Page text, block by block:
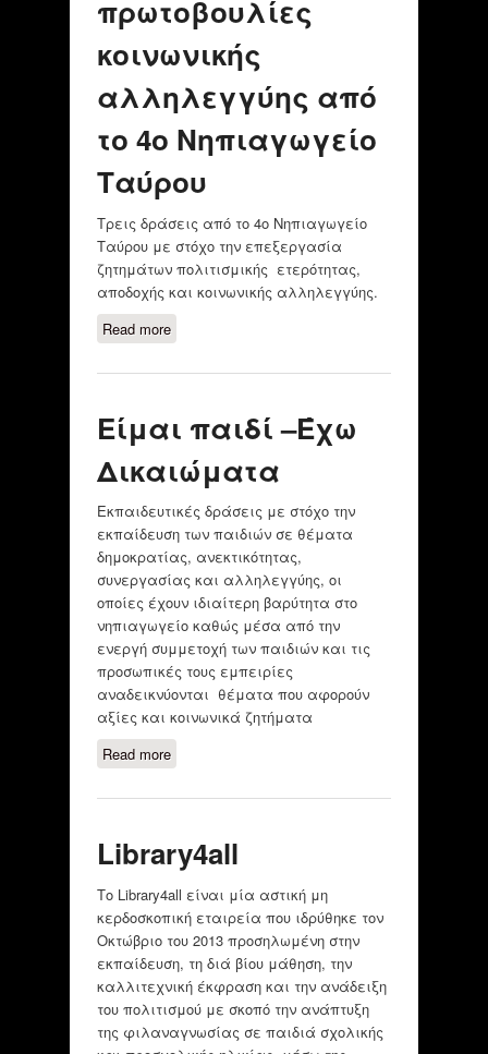
πρωτοβουλίες
κοινωνικής
αλληλεγγύης από
το 4ο Νηπιαγωγείο
Ταύρου
Τρεις δράσεις από το 4ο Νηπιαγωγείο
Ταύρου με στόχο την επεξεργασία
ζητημάτων πολιτισμικής ετερότητας,
αποδοχής και κοινωνικής αλληλεγγύης.
Read moreabout Διαπολιτισμικές δράσεις
αλληλεγγύης από το 4ο
Είμαι παιδί –Έχω
Δικαιώματα
Εκπαιδευτικές δράσεις με στόχο την
εκπαίδευση των παιδιών σε θέματα
δημοκρατίας, ανεκτικότητας,
συνεργασίας και αλληλεγγύης, οι
οποίες έχουν ιδιαίτερη βαρύτητα στο
νηπιαγωγείο καθώς μέσα από την
ενεργή συμμετοχή των παιδιών και τις
προσωπικές τους εμπειρίες
αναδεικνύονται θέματα που αφορούν
αξίες και κοινωνικά ζητήματα
Read moreabout Είμαι παιδί –Έχω
Library4all
Το Library4all είναι μία αστική μη
κερδοσκοπική εταιρεία που ιδρύθηκε τον
Οκτώβριο του 2013 προσηλωμένη στην
εκπαίδευση, τη διά βίου μάθηση, την
καλλιτεχνική έκφραση και την ανάδειξη
του πολιτισμού με σκοπό την ανάπτυξη
της φιλαναγνωσίας σε παιδιά σχολικής